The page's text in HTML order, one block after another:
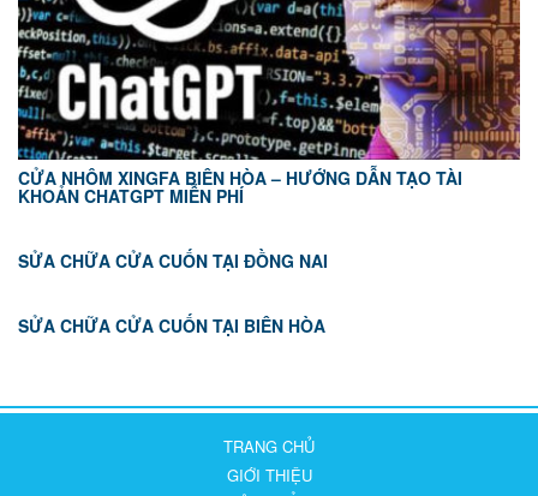
CỬA NHÔM XINGFA BIÊN HÒA – HƯỚNG DẪN TẠO TÀI
KHOẢN CHATGPT MIỄN PHÍ
SỬA CHỮA CỬA CUỐN TẠI ĐỒNG NAI
SỬA CHỮA CỬA CUỐN TẠI BIÊN HÒA
TRANG CHỦ
GIỚI THIỆU